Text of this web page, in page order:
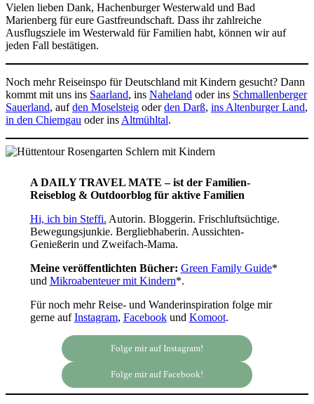
Vielen lieben Dank, Hachenburger Westerwald und Bad
Marienberg für eure Gastfreundschaft. Dass ihr zahlreiche
Ausflugsziele im Westerwald für Familien habt, können wir auf
jeden Fall bestätigen.
Noch mehr Reiseinspo für Deutschland mit Kindern gesucht? Dann
kommt mit uns ins Saarland, ins Naheland oder ins Schmallenberger
Sauerland, aufden Moselsteig oderden Darß, ins Altenburger Land,
in den Chiemgau oder ins Altmühltal.
A DAILY TRAVEL MATE – ist der Familien-
Reiseblog & Outdoorblog für aktive Familien
Hi, ich bin Steffi. Autorin. Bloggerin. Frischluftsüchtige.
Bewegungsjunkie. Bergliebhaberin. Aussichten-
Genießerin und Zweifach-Mama.
Meine veröffentlichten Bücher: Green Family Guide*
und Mikroabenteuer mit Kindern*.
Für noch mehr Reise- und Wanderinspiration folge mir
gerne aufInstagram, Facebookund Komoot.
Folge mir auf Instagram!
Folge mir auf Facebook!